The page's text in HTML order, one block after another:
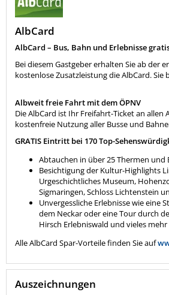
AlbCard
AlbCard – Bus, Bahn und Erlebnisse
Bei diesem Gastgeber erhalten Sie ab der
kostenlose Zusatzleistung die AlbCard. Sie
Albweit freie Fahrt mit dem ÖPNV
Die AlbCard ist Ihr Freifahrt-Ticket an
kostenfreie Nutzung aller Busse und
GRATIS Eintritt bei 170 Top-
Abtauchen in über 25 Thermen und
Besichtigung der Kultur-Highlights
Urgeschichtliches Museum,
Sigmaringen, Schloss Lichtenstein
Unvergessliche Erlebnisse wie eine
dem Neckar oder eine Tour durch
Hirsch Erlebniswald und vieles mehr
Alle AlbCard Spar-Vorteile finden Sie auf
Auszeichnungen